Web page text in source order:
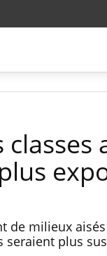
de milieux
plus